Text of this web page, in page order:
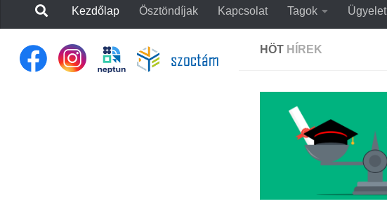
Kezdőlap Ösztöndíjak Kapcsolat Tagok Ügyelet
HÖT HÍREK